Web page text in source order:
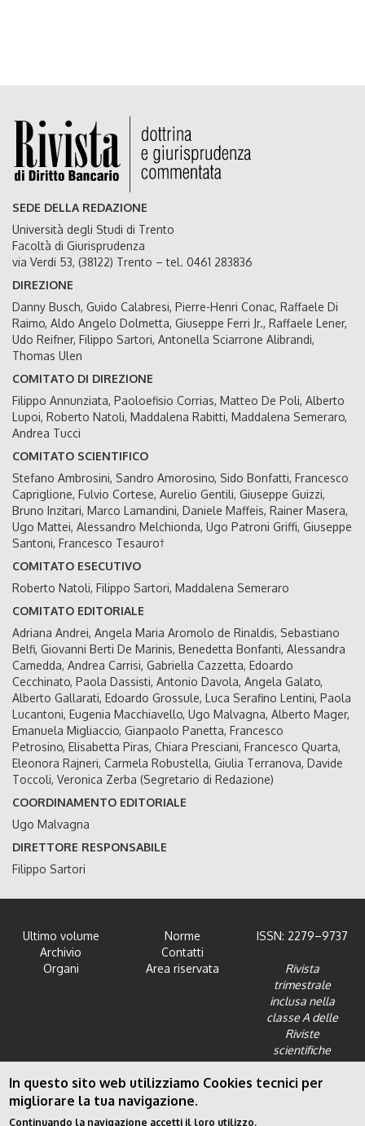
SEDE DELLA REDAZIONE
Università degli Studi di Trento
Facoltà di Giurisprudenza
via Verdi 53, (38122) Trento – tel. 0461 283836
DIREZIONE
Danny Busch, Guido Calabresi, Pierre-Henri Conac, Raffaele Di
Raimo, Aldo Angelo Dolmetta, Giuseppe Ferri Jr., Raffaele Lener,
Udo Reifner, Filippo Sartori, Antonella Sciarrone Alibrandi,
Thomas Ulen
COMITATO DI DIREZIONE
Filippo Annunziata, Paoloefisio Corrias, Matteo De Poli, Alberto
Lupoi, Roberto Natoli, Maddalena Rabitti, Maddalena Semeraro,
Andrea Tucci
COMITATO SCIENTIFICO
Stefano Ambrosini, Sandro Amorosino, Sido Bonfatti, Francesco
Capriglione, Fulvio Cortese, Aurelio Gentili, Giuseppe Guizzi,
Bruno Inzitari, Marco Lamandini, Daniele Maffeis, Rainer Masera,
Ugo Mattei, Alessandro Melchionda, Ugo Patroni Griffi, Giuseppe
Santoni, Francesco Tesauro†
COMITATO ESECUTIVO
Roberto Natoli, Filippo Sartori, Maddalena Semeraro
COMITATO EDITORIALE
Adriana Andrei, Angela Maria Aromolo de Rinaldis, Sebastiano
Belfi, Giovanni Berti De Marinis, Benedetta Bonfanti, Alessandra
Camedda, Andrea Carrisi, Gabriella Cazzetta, Edoardo
Cecchinato, Paola Dassisti, Antonio Davola, Angela Galato,
Alberto Gallarati, Edoardo Grossule, Luca Serafino Lentini, Paola
Lucantoni, Eugenia Macchiavello, Ugo Malvagna, Alberto Mager,
Emanuela Migliaccio, Gianpaolo Panetta, Francesco
Petrosino, Elisabetta Piras, Chiara Presciani, Francesco Quarta,
Eleonora Rajneri, Carmela Robustella, Giulia Terranova, Davide
Toccoli, Veronica Zerba (Segretario di Redazione)
COORDINAMENTO EDITORIALE
Ugo Malvagna
DIRETTORE RESPONSABILE
Filippo Sartori
Ultimo volume
Archivio
Organi
Norme
Contatti
Area riservata
ISSN: 2279–9737
Rivista
trimestrale
inclusa nella
classe A delle
Riviste
scientifiche
dell'Area 12 -
Scienze giuridiche
In questo sito web utilizziamo Cookies tecnici per
migliorare la tua navigazione.
Continuando la navigazione accetti il loro utilizzo.